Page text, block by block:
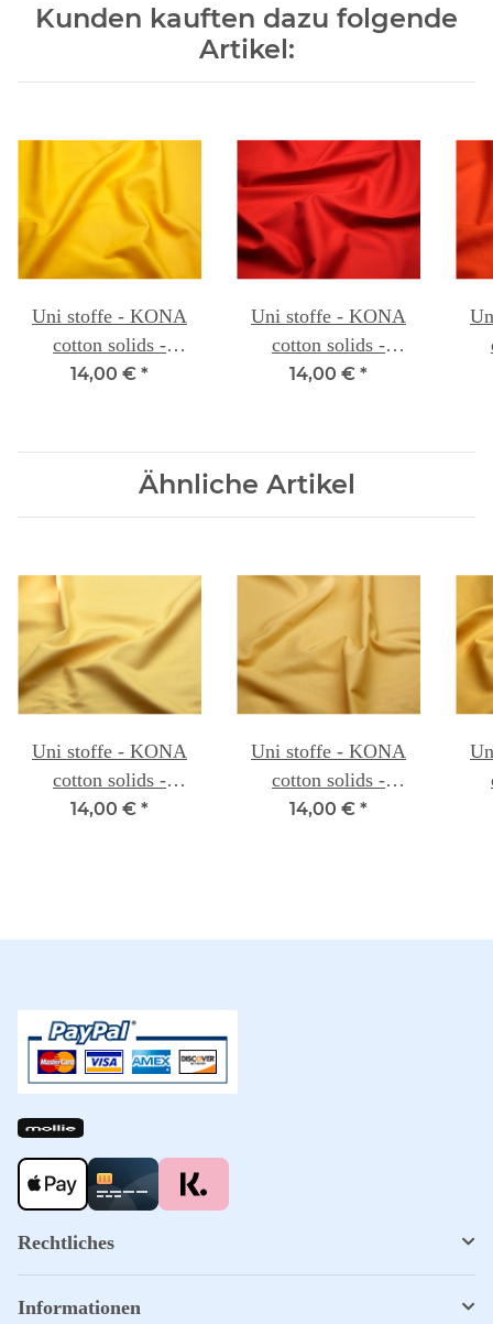
Kunden kauften dazu folgende
Artikel:
Uni stoffe - KONA
cotton solids -
PAPAYA 14A
14,00 € *
Uni stoffe - KONA
cotton solids -
TOMATO 018A
14,00 € *
Ähnliche Artikel
Uni stoffe - KONA
cotton solids -
DAFFODIL 008A
14,00 € *
Uni stoffe - KONA
cotton solids -
OCHRE 008B
14,00 € *
Rechtliches
Informationen